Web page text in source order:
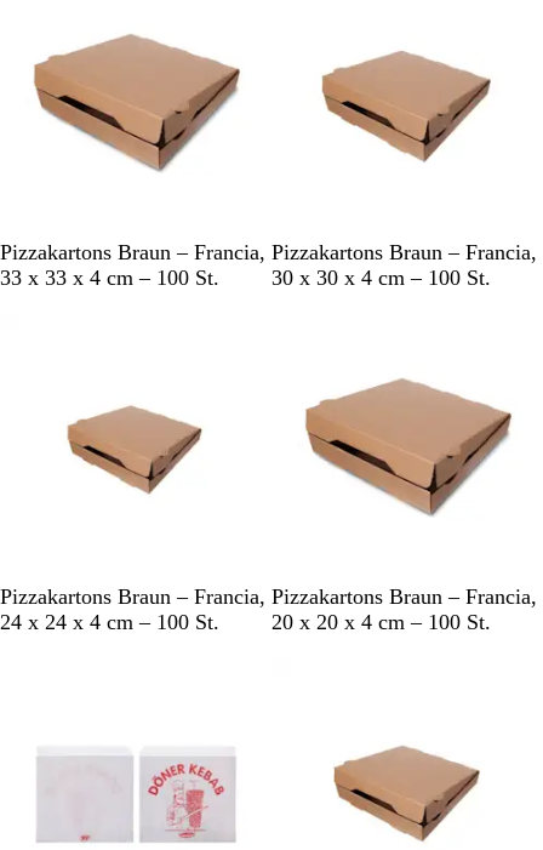
B
r
Pizzakartons Braun – Francia,
33 x 33 x 4 cm – 100 St.
B
r
Pizzakartons Braun – Francia,
30 x 30 x 4 cm – 100 St.
B
r
Pizzakartons Braun – Francia,
24 x 24 x 4 cm – 100 St.
B
r
Pizzakartons Braun – Francia,
20 x 20 x 4 cm – 100 St.